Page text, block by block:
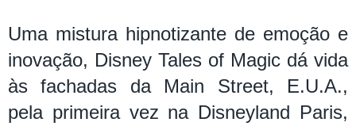
Uma mistura hipnotizante de emoção e
inovação, Disney Tales of Magic dá vida
às fachadas da Main Street, E.U.A.,
pela primeira vez na Disneyland Paris,